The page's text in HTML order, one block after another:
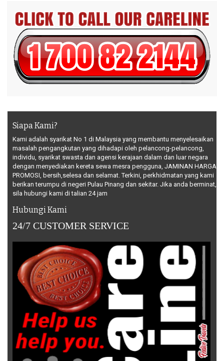
Siapa Kami?
Kami adalah syarikat No 1 di Malaysia yang membantu menyelesaikan
masalah pengangkutan yang dihadapi oleh pelancong-pelancong,
individu, syarikat swasta dan agensi kerajaan dalam dan luar negara
dengan menyediakan kereta sewa mesra pengguna, JAMINAN HARGA
PROMOSI, bersih,selesa dan selamat. Terkini, perkhidmatan yang kami
berikan terumpu di negeri Pulau Pinang dan sekitar. Jika anda berminat,
sila hubungi kami di talian 24 jam
Hubungi Kami
24/7 CUSTOMER SERVICE